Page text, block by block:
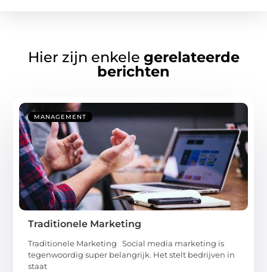
Hier zijn enkele gerelateerde
berichten
MANAGEMENT
Traditionele Marketing
Traditionele Marketing Social media marketing is
tegenwoordig super belangrijk. Het stelt bedrijven in
staat